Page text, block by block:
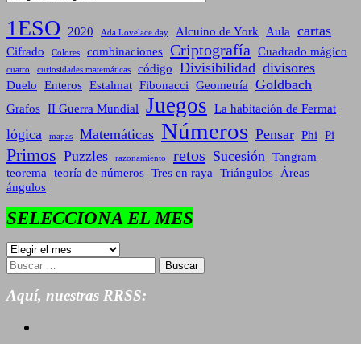
1ESO 2020 Ada Lovelace day Alcuino de York Aula cartas
Cifrado Colores combinaciones Criptografía Cuadrado mágico
cuatro curiosidades matemáticas código Divisibilidad divisores
Duelo Enteros Estalmat Fibonacci Geometría Goldbach
Grafos II Guerra Mundial Juegos La habitación de Fermat
lógica mapas Matemáticas Números Pensar Phi Pi
Primos Puzzles razonamiento retos Sucesión Tangram
teorema teoría de números Tres en raya Triángulos Áreas
ángulos
SELECCIONA EL MES
SELECCIONA
EL
MES
Buscar:
Aquí, nuestras RRSS: